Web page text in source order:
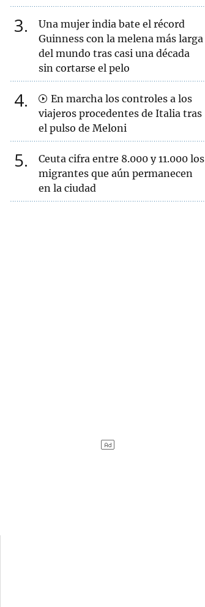
3
Una mujer india bate el récord
Guinness con la melena más larga
del mundo tras casi una década
sin cortarse el pelo
4
En marcha los controles a los
viajeros procedentes de Italia tras
el pulso de Meloni
5
Ceuta cifra entre 8.000 y 11.000 los
migrantes que aún permanecen
en la ciudad